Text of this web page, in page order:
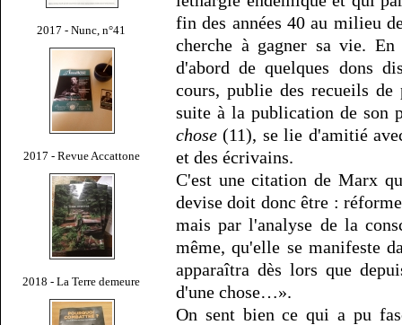
2017 - Nunc, n°41
2017 - Revue Accattone
2018 - La Terre demeure
fin des années 40 au milieu
cherche à gagner sa vie.
d'abord de quelques dons
cours, publie des recueils de
suite à la publication de
chose (11), se lie d'amitié
et des écrivains.
C'est une citation de Marx
devise doit donc être :
mais par l'analyse de la
même, qu'elle se manifeste
apparaîtra dès lors que
d'une chose…».
On sent bien ce qui a pu